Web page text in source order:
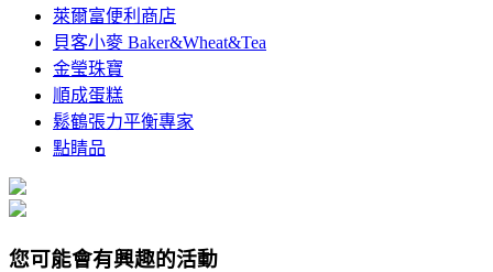
萊爾富便利商店
貝客小麥 Baker&Wheat&Tea
金瑩珠寶
順成蛋糕
鬆鶴張力平衡專家
點睛品
您可能會有興趣的活動